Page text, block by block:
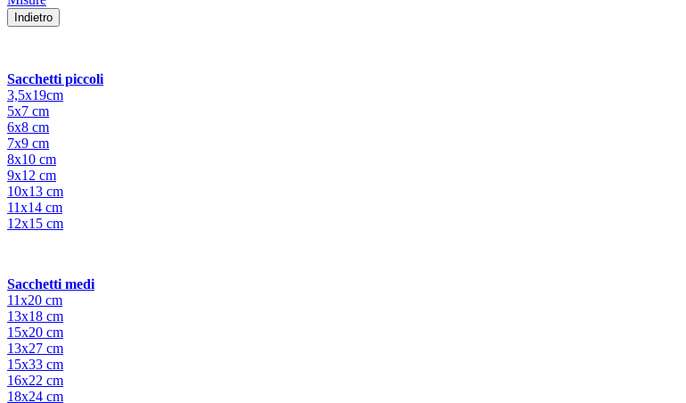
Indietro
Sacchetti piccoli
3,5x19cm
5x7 cm
6x8 cm
7x9 cm
8x10 cm
9x12 cm
10x13 cm
11x14 cm
12x15 cm
Sacchetti medi
11x20 cm
13x18 cm
15x20 cm
13x27 cm
15x33 cm
16x22 cm
18x24 cm